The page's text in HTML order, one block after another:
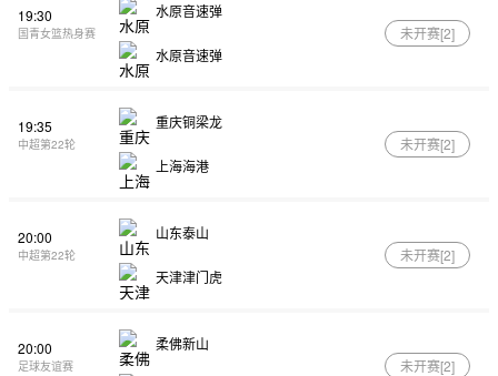
19:30
国青女篮热身赛
水原音速弹
水原音速弹
未开赛[2]
19:35
中超第22轮
重庆铜梁龙
上海海港
未开赛[2]
20:00
中超第22轮
山东泰山
天津津门虎
未开赛[2]
20:00
足球友谊赛
柔佛新山
未开赛[2]